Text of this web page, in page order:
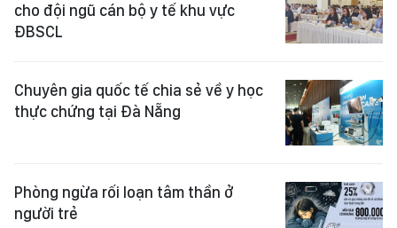
cho đội ngũ cán bộ y tế khu vực
ĐBSCL
Chuyên gia quốc tế chia sẻ về y học
thực chứng tại Đà Nẵng
Phòng ngừa rối loạn tâm thần ở
người trẻ